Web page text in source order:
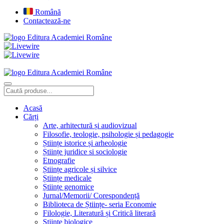
Română
Contactează-ne
Editura Academiei Române
Editura Academiei Române
Acasă
Cărți
Arte, arhitectură și audiovizual
Filosofie, teologie, psihologie și pedagogie
Științe istorice și arheologie
Științe juridice si sociologie
Etnografie
Științe agricole și silvice
Științe medicale
Științe genomice
Jurnal/Memorii/ Corespondență
Biblioteca de Științe- seria Economie
Filologie, Literatură și Critică literară
Științe biologice